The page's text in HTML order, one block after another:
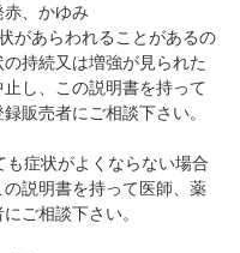
、かゆみ
があらわれることがあるの
持続又は増強が見られた
し、この説明書を持って
販売者にご相談下さい。
症状がよくならない場合
説明書を持って医師、薬
ご相談下さい。